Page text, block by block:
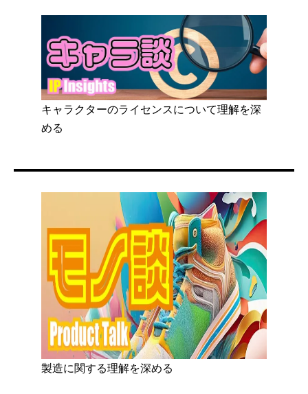
キャラクターのライセンスについて理解を深
める
製造に関する理解を深める